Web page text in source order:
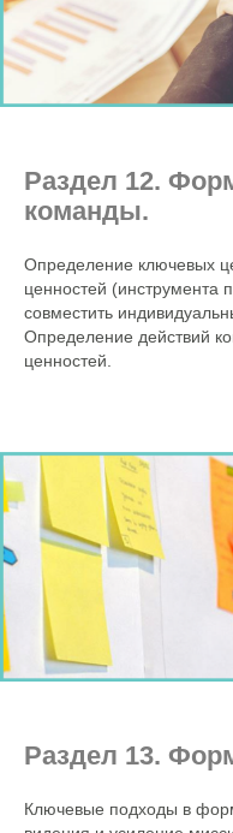
Раздел 12.
команды.
Определение ключевых
ценностей (инструмента
совместить
Определение действий
ценностей.
Раздел 13.
Ключевые подходы в